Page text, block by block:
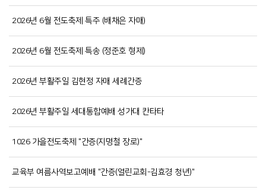
2026년 6월 전도축제 특주 (배채은 자매)
2026년 6월 전도축제 특송 (정준호 형제)
2026년 부활주일 김현정 자매 세례간증
2026년 부활주일 세대통합예배 성가대 칸타타
1026 가을전도축제 "간증(지명철 장로)"
교육부 여름사역보고예배 "간증(열린교회-김효경 청년)"